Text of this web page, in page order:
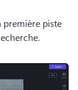
première piste